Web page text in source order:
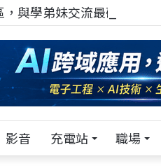
與學弟妹交流最硬核的技術
影音 充電站 職場